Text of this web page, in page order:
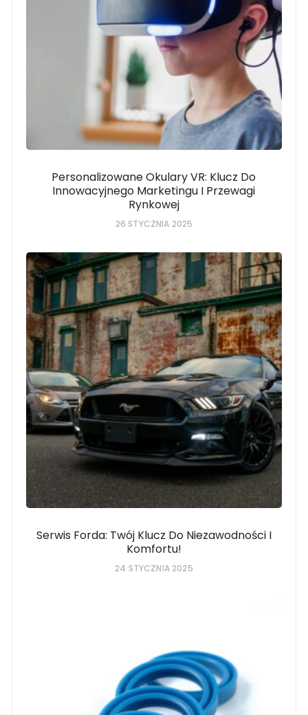
Personalizowane Okulary VR: Klucz Do
Innowacyjnego Marketingu I Przewagi
Rynkowej
26 STYCZNIA 2025
Serwis Forda: Twój Klucz Do Niezawodności I
Komfortu!
24 STYCZNIA 2025